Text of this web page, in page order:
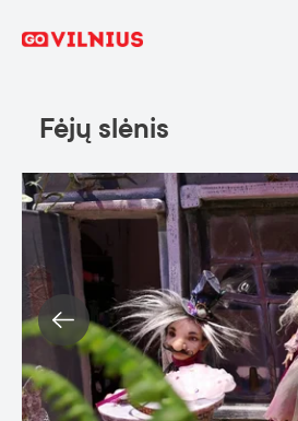
Fėjų slėnis